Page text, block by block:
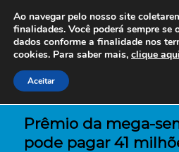
Prêmio da mega-
pode pagar 41
Ao navegar pelo nosso site
finalidades. Você poderá sempre se
dados conforme a finalidade nos
cookies. Para saber mais, clique
Aceitar